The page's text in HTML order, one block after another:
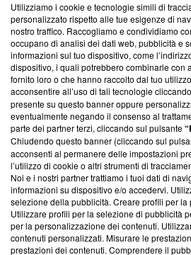
Questa sezione offre informazioni
News, sui nostri processi editoriali e
creare news di qualità. Inoltre, afferma
‘Trust Project - News with Integrity’
ancora membro del programma, ma
parte; Trust Project non ha ancora
conformità agli standard.
Su di noi
Team editoriale
Corporate
Redazione
Informativa Privacy
Utilizziamo i cookie e tecnologie simili di
personalizzato rispetto alle tue esigenze di
nostro traffico. Raccogliamo e condividiamo
occupano di analisi dei dati web, pubblicità e
informazioni sul tuo dispositivo, come
dispositivo, i quali potrebbero combinarle con
fornito loro o che hanno raccolto dal tuo
acconsentire all’uso di tali tecnologie
presente su questo banner oppure
eventualmente negando il consenso al
parte dei partner terzi, cliccando sul pulsante
Chiudendo questo banner (cliccando sul
acconsenti al permanere delle impostazioni
l’utilizzo di cookie o altri strumenti di
Noi e i nostri partner trattiamo i tuoi dati di
informazioni su dispositivo e/o accedervi.
selezione della pubblicità. Creare profili per la
Utilizzare profili per la selezione di pubblicità
per la personalizzazione dei contenuti.
contenuti personalizzati. Misurare le
prestazioni dei contenuti. Comprendere il